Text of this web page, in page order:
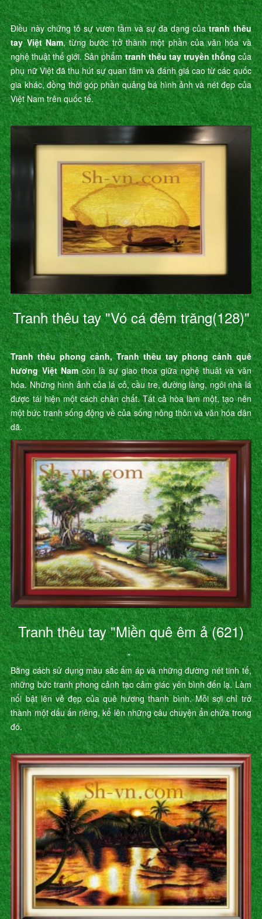
Điều này chứng tỏ sự vươn tầm và sự đa dạng củatranh thêu
tay Việt Nam, từng bước trở thành một phần của văn hóa và
nghệ thuật thế giới. Sản phẩmtranh thêu tay truyền thống của
phụ nữ Việt đã thu hút sự quan tâm và đánh giá cao từ các quốc
gia khác, đồng thời góp phần quảng bá hình ảnh và nét đẹp của
Việt Nam trên quốc tế.
Tranh thêu tay "Vó cá đêm trăng(128)"
Tranh thêu phong cảnh, Tranh thêu tay phong cảnh quê
hương Việt Namcòn là sự giao thoa giữa nghệ thuât và văn
hóa. Những hình ảnh của lá cỏ, cầu tre, đường làng, ngôi nhà lá
được tái hiện một cách chân chất. Tất cả hòa làm một, tạo nên
một bức tranh sống động về của sống nông thôn và văn hóa dân
dã.
Tranh thêu tay "Miền quê êm ả (621)
"
Bằng cách sử dụng màu sắc ấm áp và những đường nét tinh tế,
những bức tranh phong cảnh tạo cảm giác yên bình đến lạ. Làm
nổi bật lên vẻ đẹp của quê hương thanh bình. Mỗi sợi chỉ trở
thành một dấu ấn riêng, kể lên những câu chuyện ẩn chứa trong
đó.